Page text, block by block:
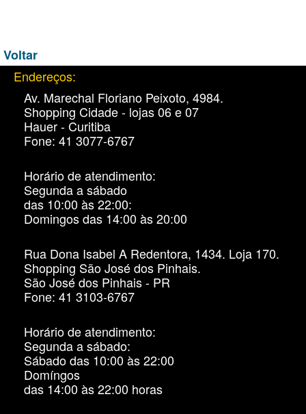
Voltar
Endereços:
Av. Marechal Floriano Peixoto, 4984.
Shopping Cidade - lojas 06 e 07
Hauer - Curitiba
Fone: 41 3077-6767
Horário de atendimento:
Segunda a sábado
das 10:00 às 22:00:
Domingos das 14:00 às 20:00
Rua Dona Isabel A Redentora, 1434. Loja 170.
Shopping São José dos Pinhais.
São José dos Pinhais - PR
Fone: 41 3103-6767
Horário de atendimento:
Segunda a sábado:
Sábado das 10:00 às 22:00
Domíngos
das 14:00 às 22:00 horas